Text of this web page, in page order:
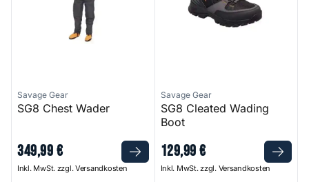
Savage Gear
SG8 Chest Wader
349,99€
Inkl. MwSt. zzgl. Versandkosten
Savage Gear
SG8 Cleated Wading
Boot
129,99€
Inkl. MwSt. zzgl. Versandkosten